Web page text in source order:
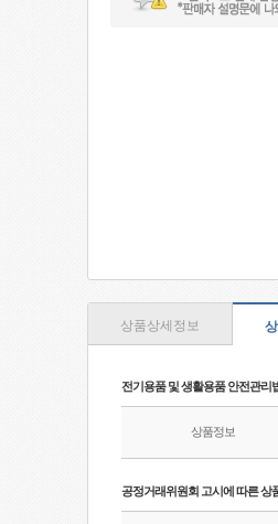
상품상세정보
전기용품 및 생활용품 안전관리
상품정보
공정거래위원회 고시에 따른 상